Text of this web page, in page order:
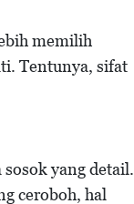
memilih
Tentunya, sifat
yang detail.
ceroboh, hal